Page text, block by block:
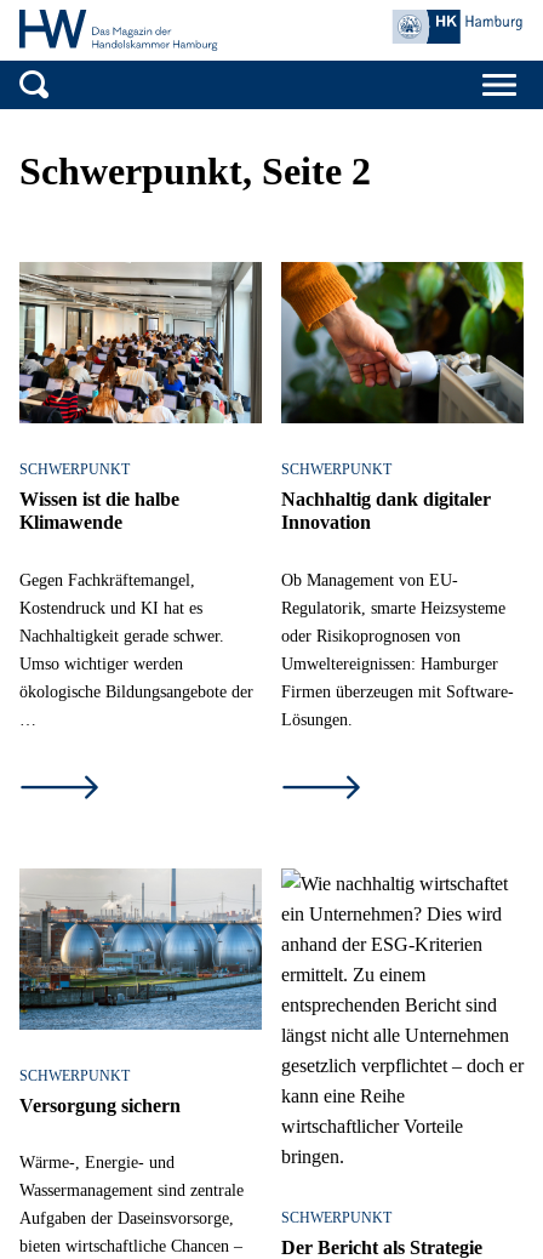
Handelskammer
Schwerpunkt, Seite 2
SCHWERPUNKT
Wissen ist die halbe
Klimawende
Gegen Fachkräftemangel,
Kostendruck und KI hat es
Nachhaltigkeit gerade schwer.
Umso wichtiger werden
ökologische Bildungsangebote der
SCHWERPUNKT
Nachhaltig dank digitaler
Innovation
Ob Management von EU-
Regulatorik, smarte Heizsysteme
oder Risikoprognosen von
Umweltereignissen: Hamburger
Firmen überzeugen mit Software-
Lösungen.
SCHWERPUNKT
Versorgung sichern
Wärme-, Energie- und
Wassermanagement sind zentrale
Aufgaben der Daseinsvorsorge,
bieten wirtschaftliche Chancen –
SCHWERPUNKT
Der Bericht als Strategie